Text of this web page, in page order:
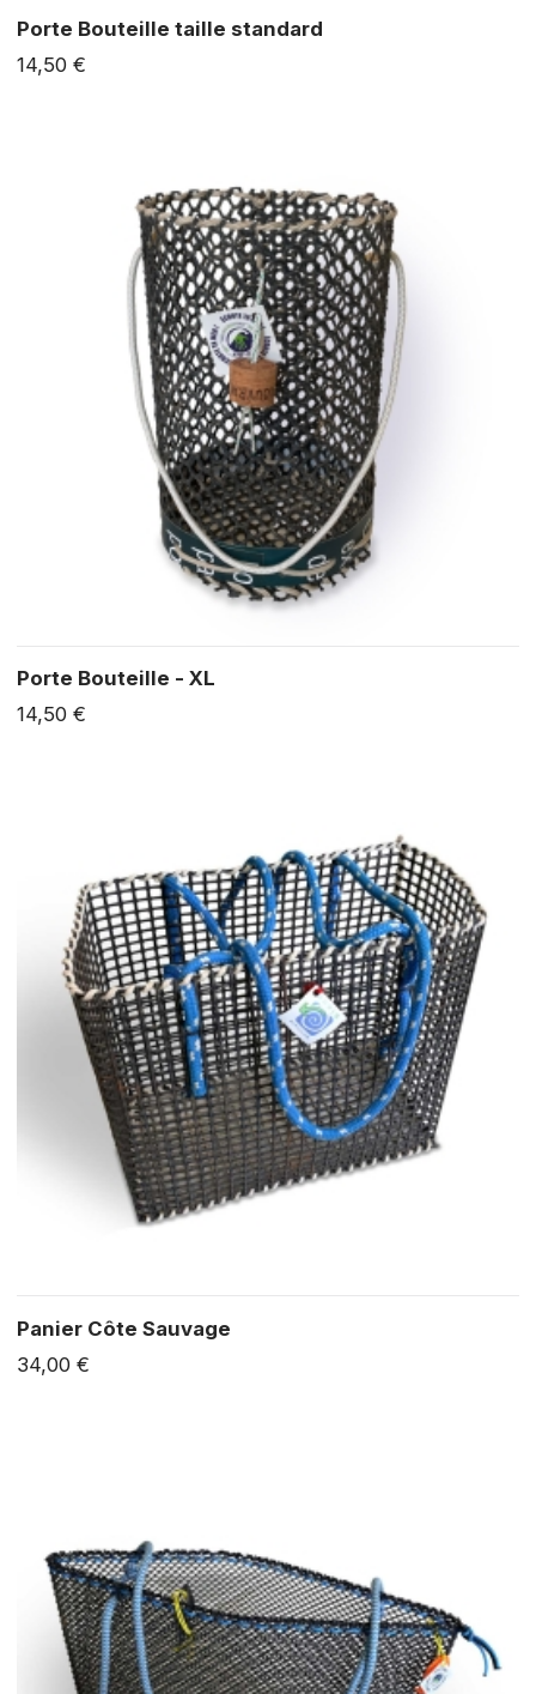
Porte Bouteille taille standard
14,50 €
Porte Bouteille - XL
14,50 €
Panier Côte Sauvage
34,00 €